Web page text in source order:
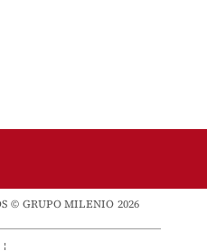
© GRUPO MILENIO 2026